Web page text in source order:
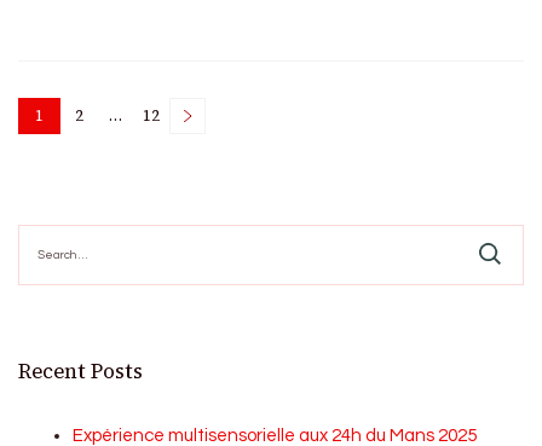
Posts
Page
1 Page
2 … Page
12
for:
Recent Posts
Expérience multisensorielle aux 24h du Mans 2025